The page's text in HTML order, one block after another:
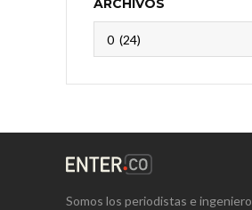
ARCHIVOS
Somos los periodistas e